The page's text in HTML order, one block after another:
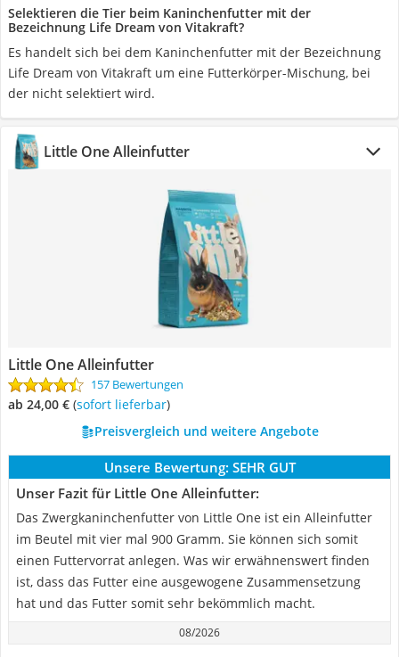
Selektieren die Tier beim Kaninchenfutter mit der
Bezeichnung Life Dream von Vitakraft?
Es handelt sich bei dem Kaninchenfutter mit der Bezeichnung
Life Dream von Vitakraft um eine Futterkörper-Mischung, bei
der nicht selektiert wird.
Little One Alleinfutter
Little One Alleinfutter
157 Bewertungen
ab 24,00 € ( Sofort lieferbar)
Preisvergleich und weitere Angebote
Unsere Bewertung: SEHR GUT
Unser Fazit für Little One Alleinfutter:
Das Zwergkaninchenfutter von Little One ist ein Alleinfutter
im Beutel mit vier mal 900 Gramm. Sie können sich somit
einen Futtervorrat anlegen. Was wir erwähnenswert finden
ist, dass das Futter eine ausgewogene Zusammensetzung
hat und das Futter somit sehr bekömmlich macht.
08/2026